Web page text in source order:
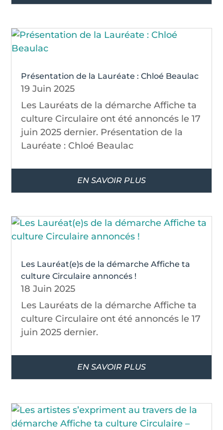
Présentation de la Lauréate : Chloé Beaulac
19 Juin 2025
Les Lauréats de la démarche Affiche ta
culture Circulaire ont été annoncés le 17
juin 2025 dernier. Présentation de la
Lauréate : Chloé Beaulac
EN SAVOIR PLUS
Les Lauréat(e)s de la démarche Affiche ta
culture Circulaire annoncés !
18 Juin 2025
Les Lauréats de la démarche Affiche ta
culture Circulaire ont été annoncés le 17
juin 2025 dernier.
EN SAVOIR PLUS